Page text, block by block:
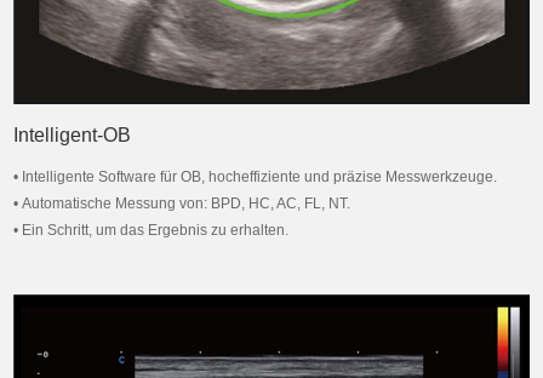
Intelligent-OB
• Intelligente Software für OB, hocheffiziente und präzise Messwerkzeuge.
• Automatische Messung von: BPD, HC, AC, FL, NT.
• Ein Schritt, um das Ergebnis zu erhalten.